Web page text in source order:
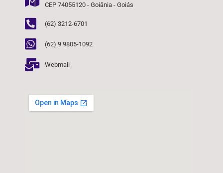
CEP 74055120 - Goiânia - Goiás
(62) 3212-6701
(62) 9 9805-1092
Webmail